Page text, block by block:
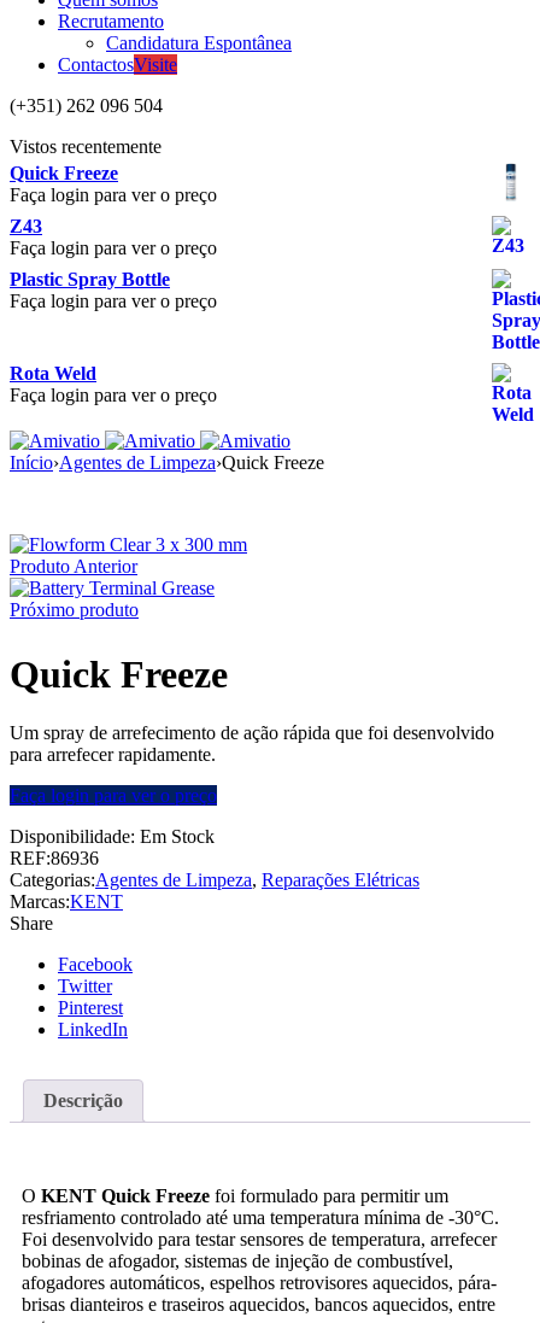
Recrutamento
Candidatura Espontânea
ContactosVisite
(+351) 262 096 504
Vistos recentemente
Quick Freeze
Faça login para ver o preço
Z43
Faça login para ver o preço
Plastic Spray Bottle
Faça login para ver o preço
Rota Weld
Faça login para ver o preço
Início›Agentes de Limpeza›Quick Freeze
Produto Anterior
Próximo produto
Quick Freeze
Um spray de arrefecimento de ação rápida que foi desenvolvido
para arrefecer rapidamente.
Faça login para ver o preço
Disponibilidade: Em Stock
REF:86936
Categorias:Agentes de Limpeza, Reparações Elétricas
Marcas:KENT
Share
Facebook
Twitter
Pinterest
LinkedIn
Descrição
O KENT Quick Freeze foi formulado para permitir um
resfriamento controlado até uma temperatura mínima de -30°C.
Foi desenvolvido para testar sensores de temperatura, arrefecer
bobinas de afogador, sistemas de injeção de combustível,
afogadores automáticos, espelhos retrovisores aquecidos, pára-
brisas dianteiros e traseiros aquecidos, bancos aquecidos, entre